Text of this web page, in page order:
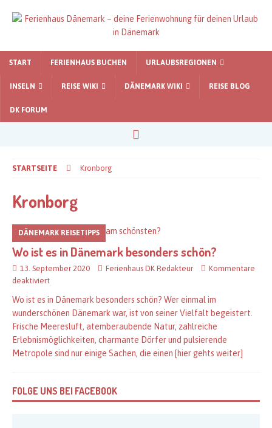
START FERIENHAUS BUCHEN URLAUBSREGIONEN
INSELN REISE WIKI DÄNEMARK WIKI REISE BLOG
DK FORUM
STARTSEITE Kronborg
Kronborg
DÄNEMARK REISETIPPS
Wo ist es in Dänemark besonders schön?
13. September 2020 Ferienhaus DK Redakteur
Kommentare
deaktiviert
Wo ist es in Dänemark besonders schön? Wer einmal im
wunderschönen Dänemark war, ist von seiner Vielfalt begeistert.
Frische Meeresluft, atemberaubende Natur, zahlreiche
Erlebnismöglichkeiten, charmante Dörfer und pulsierende
Metropole sind nur einige Sachen, die einen [hier gehts weiter]
FOLGE UNS BEI FACEBOOK